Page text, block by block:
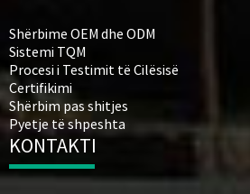
Shërbime OEM dhe ODM
Sistemi TQM
Procesi i Testimit të Cilësisë
Certifikimi
Shërbim pas shitjes
Pyetje të shpeshta
KONTAKTI